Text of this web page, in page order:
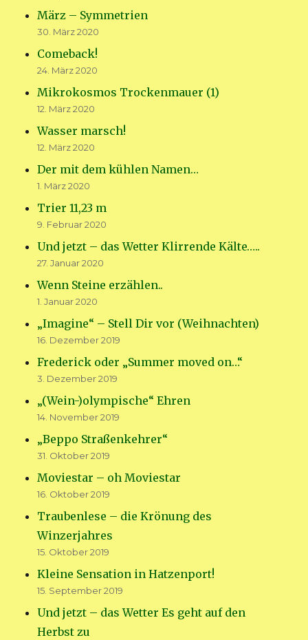
März – Symmetrien
30. März 2020
Comeback!
24. März 2020
Mikrokosmos Trockenmauer (1)
12. März 2020
Wasser marsch!
12. März 2020
Der mit dem kühlen Namen…
1. März 2020
Trier 11,23 m
9. Februar 2020
Und jetzt – das Wetter Klirrende Kälte…..
27. Januar 2020
Wenn Steine erzählen..
1. Januar 2020
„Imagine“ – Stell Dir vor (Weihnachten)
16. Dezember 2019
Frederick oder „Summer moved on…“
3. Dezember 2019
„(Wein-)olympische“ Ehren
14. November 2019
„Beppo Straßenkehrer“
31. Oktober 2019
Moviestar – oh Moviestar
16. Oktober 2019
Traubenlese – die Krönung des
Winzerjahres
15. Oktober 2019
Kleine Sensation in Hatzenport!
15. September 2019
Und jetzt – das Wetter Es geht auf den
Herbst zu